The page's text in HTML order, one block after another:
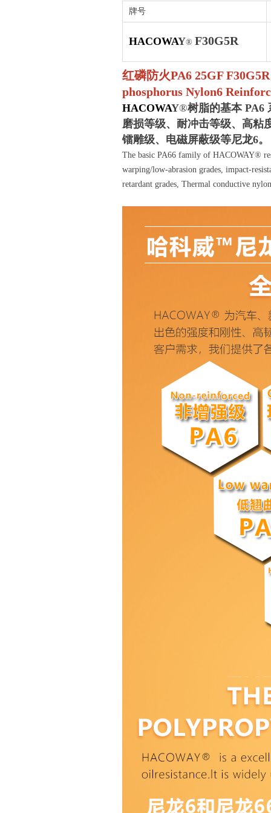
牌号
HACOWAY® F30G5R
红磷防火PA6 25GF
phosphorus Nylon6
HACOWAY®树脂的基本 PA6
磨损等级、耐冲击等级、高粘
镭雕级、电磁屏蔽级等尼龙6。
The basic PA66 family of HACOWAY®
warping/low-abrasion grades, impact-
retardant grades, Thermal conductive